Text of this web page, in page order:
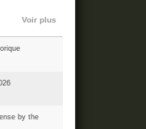
Voir plus
by the